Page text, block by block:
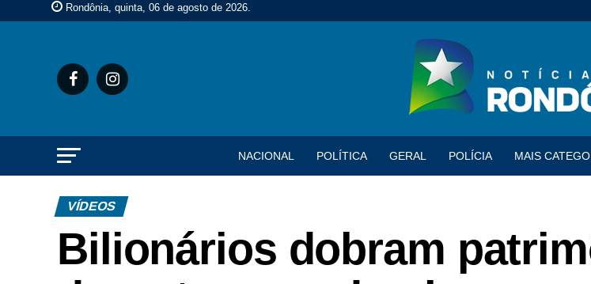
Rondônia, quinta, 06 de agosto de 2026.
NACIONAL POLÍTICA GERAL POLÍCIA MAIS
VÍDEOS
Bilionários dobram